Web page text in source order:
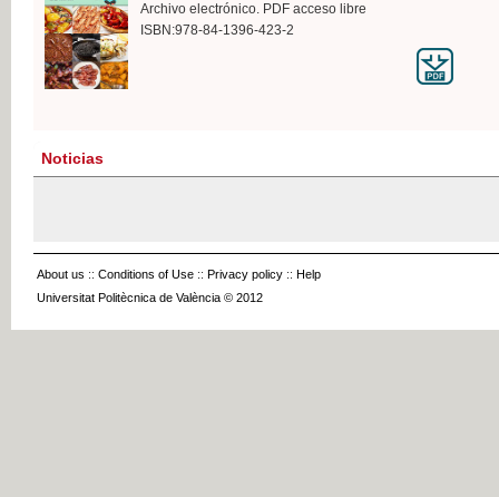
Archivo electrónico. PDF acceso libre
ISBN:978-84-1396-423-2
Noticias
About us :: Conditions of Use :: Privacy policy :: Help
Universitat Politècnica de València © 2012